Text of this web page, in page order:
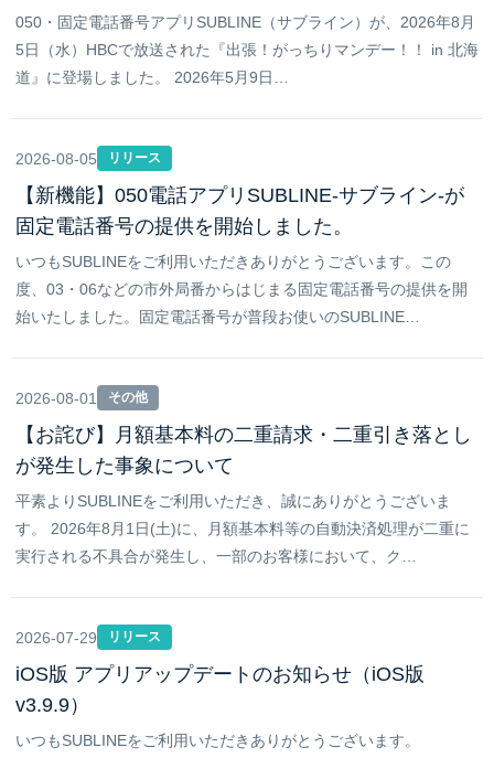
050・固定電話番号アプリSUBLINE（サブライン）が、2026年8月
5日（水）HBCで放送された『出張！がっちりマンデー！！ in 北海
道』に登場しました。 2026年5月9日…
2026-08-05 リリース
【新機能】050電話アプリSUBLINE-サブライン-が
固定電話番号の提供を開始しました。
いつもSUBLINEをご利用いただきありがとうございます。この
度、03・06などの市外局番からはじまる固定電話番号の提供を開
始いたしました。固定電話番号が普段お使いのSUBLINE…
2026-08-01 その他
【お詫び】月額基本料の二重請求・二重引き落とし
が発生した事象について
平素よりSUBLINEをご利用いただき、誠にありがとうございま
す。 2026年8月1日(土)に、月額基本料等の自動決済処理が二重に
実行される不具合が発生し、一部のお客様において、ク…
2026-07-29 リリース
iOS版 アプリアップデートのお知らせ（iOS版
v3.9.9）
いつもSUBLINEをご利用いただきありがとうございます。